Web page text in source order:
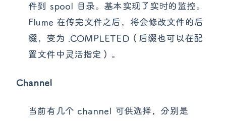
件到 spool 目录。基本实现了实时的监控。
Flume 在传完文件之后，将会修改文件的后
缀，变为 .COMPLETED（后缀也可以在配
置文件中灵活指定）。
Channel
当前有几个 channel 可供选择，分别是